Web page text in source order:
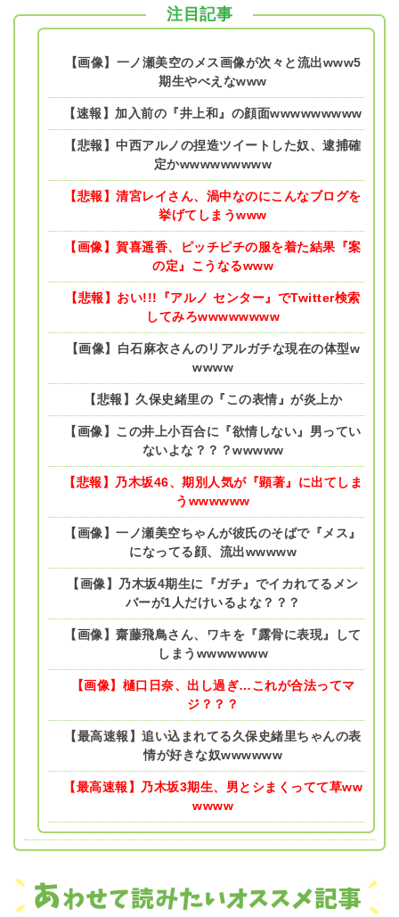
注目記事
【画像】一ノ瀬美空のメス画像が次々と流出www5
期生やべえなwww
【速報】加入前の『井上和』の顔面wwwwwwwww
【悲報】中西アルノの捏造ツイートした奴、逮捕確
定かwwwwwwwww
【悲報】清宮レイさん、渦中なのにこんなブログを
挙げてしまうwww
【画像】賀喜遥香、ピッチピチの服を着た結果『案
の定』こうなるwww
【悲報】おい!!!『アルノ センター』でTwitter検索
してみろwwwwwwww
【画像】白石麻衣さんのリアルガチな現在の体型w
wwww
【悲報】久保史緒里の『この表情』が炎上か
【画像】この井上小百合に『欲情しない』男ってい
ないよな？？？wwwww
【悲報】乃木坂46、期別人気が『顕著』に出てしま
うwwwwww
【画像】一ノ瀬美空ちゃんが彼氏のそばで『メス』
になってる顔、流出wwwww
【画像】乃木坂4期生に『ガチ』でイカれてるメン
バーが1人だけいるよな？？？
【画像】齋藤飛鳥さん、ワキを『露骨に表現』して
しまうwwwwwww
【画像】樋口日奈、出し過ぎ…これが合法ってマ
ジ？？？
【最高速報】追い込まれてる久保史緒里ちゃんの表
情が好きな奴wwwwww
【最高速報】乃木坂3期生、男とシまくってて草ww
wwww